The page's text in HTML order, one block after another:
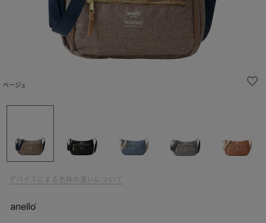
ベージュ
デバイスによる色味の違いについて